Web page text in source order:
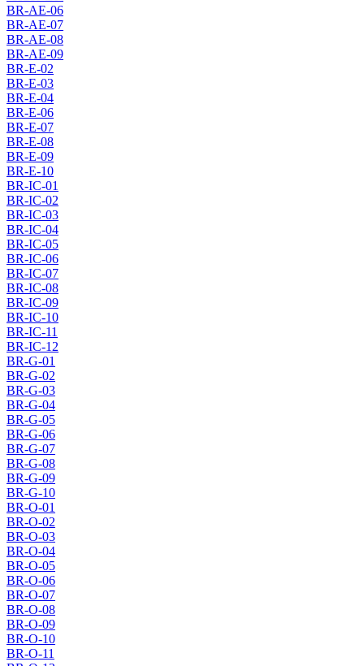
BR-AE-06
BR-AE-07
BR-AE-08
BR-AE-09
BR-E-02
BR-E-03
BR-E-04
BR-E-06
BR-E-07
BR-E-08
BR-E-09
BR-E-10
BR-IC-01
BR-IC-02
BR-IC-03
BR-IC-04
BR-IC-05
BR-IC-06
BR-IC-07
BR-IC-08
BR-IC-09
BR-IC-10
BR-IC-11
BR-IC-12
BR-G-01
BR-G-02
BR-G-03
BR-G-04
BR-G-05
BR-G-06
BR-G-07
BR-G-08
BR-G-09
BR-G-10
BR-O-01
BR-O-02
BR-O-03
BR-O-04
BR-O-05
BR-O-06
BR-O-07
BR-O-08
BR-O-09
BR-O-10
BR-O-11